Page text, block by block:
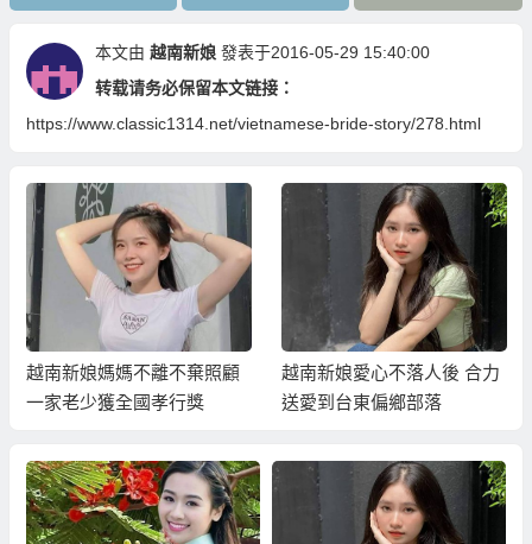
本文由 越南新娘 發表于2016-05-29 15:40:00
转载请务必保留本文链接：
https://www.classic1314.net/vietnamese-bride-story/278.html
越南新娘愛心不落人後 合力
送愛到台東偏鄉部落
為什麼越南新娘很愛離婚跑
掉？真的都是越南新娘有問